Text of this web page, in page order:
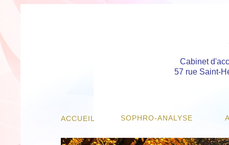
Cabinet
57 rue Saint-
SOPHRO-ANALYSE
ACCUEIL